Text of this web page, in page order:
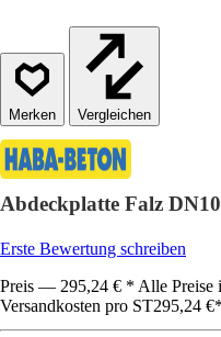
Vergleichen
Abdeckplatte Falz
Erste Bewertung schreiben
Preis — 295,24 € * Alle Preise
Versandkosten pro ST295,24 €*